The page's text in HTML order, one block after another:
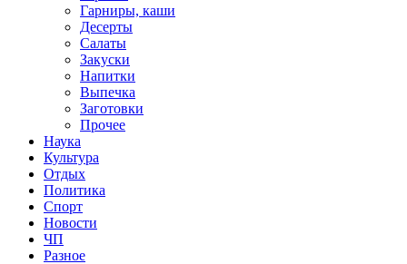
Гарниры, каши
Десерты
Салаты
Закуски
Напитки
Выпечка
Заготовки
Прочее
Наука
Культура
Отдых
Политика
Спорт
Новости
ЧП
Разное